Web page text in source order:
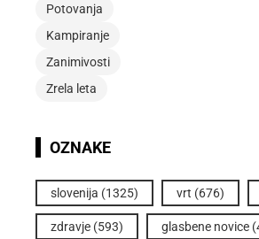
Potovanja
Kampiranje
Zanimivosti
Zrela leta
OZNAKE
slovenija (1325) vrt (676)
zdravje (593) glasbene novice